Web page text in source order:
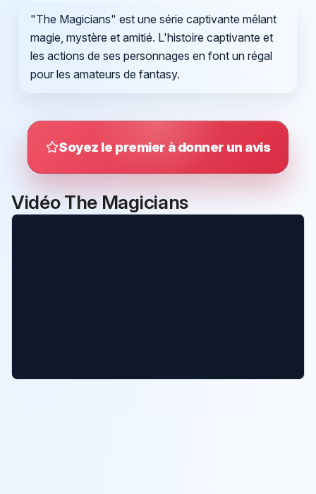
"The Magicians" est une série captivante mêlant
magie, mystère et amitié. L'histoire captivante et
les actions de ses personnages en font un régal
pour les amateurs de fantasy.
Soyez le premier à donner un avis
Vidéo The Magicians